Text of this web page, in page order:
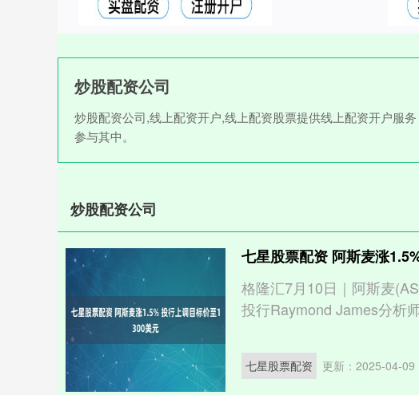
炒股配资公司
炒股配资公司,线上配资开户,线上配资股票提供线上配资开户服
参与其中。
炒股配资公司
七星股票配资 阿斯麦涨
格隆汇7月10日｜阿斯麦
投行Raymond James分析
七星股票配资 更新：2025-04-09